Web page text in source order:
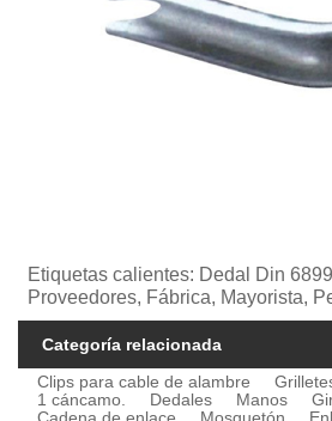
Etiquetas calientes: Dedal Din
Proveedores, Fábrica, Mayorista,
Categoría relacionada
Clips para cable de alambre
1 cáncamo.
Dedales Manos